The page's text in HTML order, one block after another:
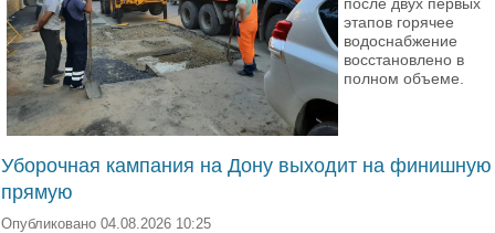
этапов горячее
водоснабжение
восстановлено в
полном объеме.
Уборочная кампания на Дону выходит на финишную
прямую
Опубликовано 04.08.2026 10:25